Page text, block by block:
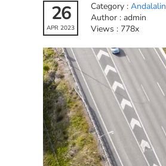
26
APR 2023
Category : Andalalin
Author : admin
Views : 778x